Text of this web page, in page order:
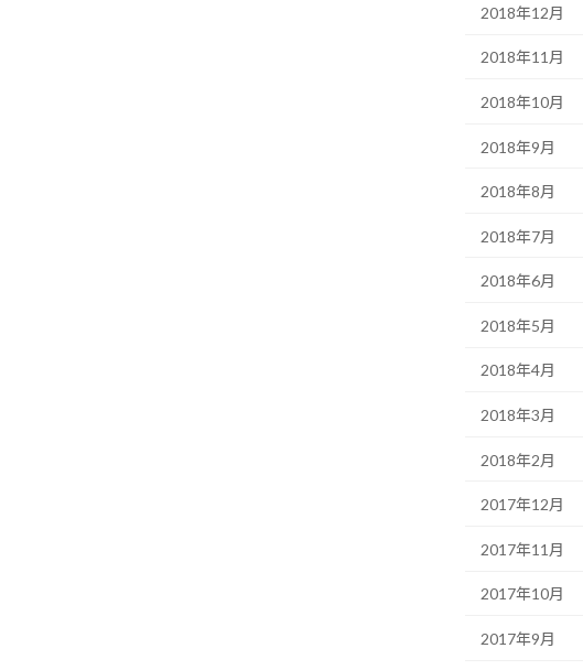
2018年12月
2018年11月
2018年10月
2018年9月
2018年8月
2018年7月
2018年6月
2018年5月
2018年4月
2018年3月
2018年2月
2017年12月
2017年11月
2017年10月
2017年9月